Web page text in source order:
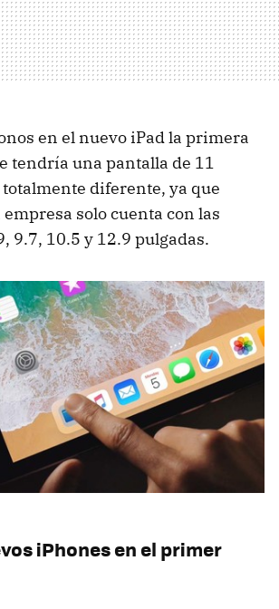
en el nuevo iPad la primera
tendría una pantalla de 11
diferente, ya que
solo cuenta con las
9.7, 10.5 y 12.9 pulgadas.
iPhones en el primer